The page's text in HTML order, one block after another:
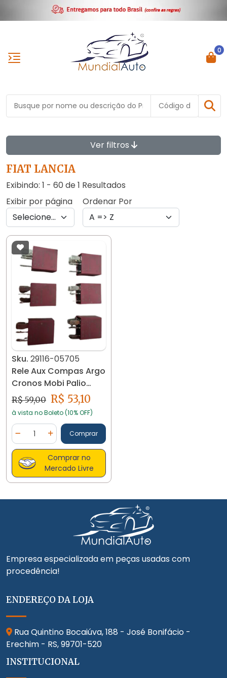
0
Ver filtros
FIAT LANCIA
Exibindo: 1 - 60 de 1 Resultados
Exibir por página
Ordenar Por
Sku. 29116-05705
Rele Aux Compas Argo
Cronos Mobi Palio
Pulse 1/11318/85
R$ 59,00 R$ 53,10
à vista no Boleto (10% OFF)
Diminuir Quantidade
Quantidade
Adicionar Quantidade
Comprar
Comprar no
Mercado Livre
Empresa especializada em peças usadas com
procedência!
ENDEREÇO DA LOJA
Rua Quintino Bocaiúva, 188 - José Bonifácio -
Erechim - RS,99701-520
INSTITUCIONAL